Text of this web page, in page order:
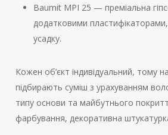
Baumit MPI 25 — преміальна
додатковими
усадку.
Кожен об’єкт індивідуальний, тому
підбирають суміш з урахуванням
типу основи та майбутнього
фарбування, декоративна